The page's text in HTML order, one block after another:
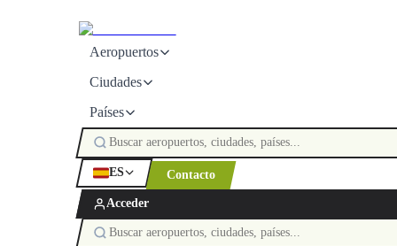
Aeropuertos
Ciudades
Países
ES Contacto
Acceder